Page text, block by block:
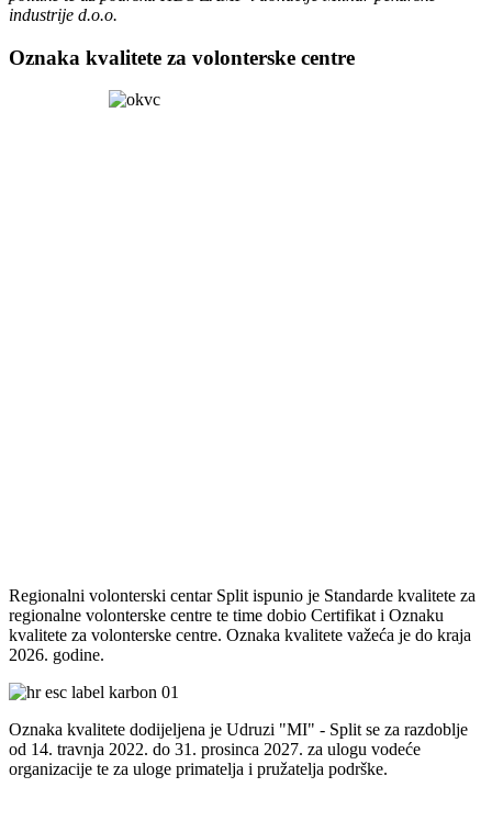
industrije d.o.o.
Oznaka kvalitete za volonterske centre
Regionalni volonterski centar Split ispunio je Standarde kvalitete za
regionalne volonterske centre te time dobio Certifikat i Oznaku
kvalitete za volonterske centre. Oznaka kvalitete važeća je do kraja
2026. godine.
Oznaka kvalitete dodijeljena je Udruzi "MI" - Split se za razdoblje
od 14. travnja 2022. do 31. prosinca 2027. za ulogu vodeće
organizacije te za uloge primatelja i pružatelja podrške.